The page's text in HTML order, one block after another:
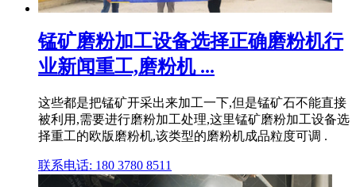
锰矿磨粉加工设备选择正确磨粉机行
业新闻重工,磨粉机 ...
这些都是把锰矿开采出来加工一下,但是锰矿石不能直接
被利用,需要进行磨粉加工处理,这里锰矿磨粉加工设备选
择重工的欧版磨粉机,该类型的磨粉机成品粒度可调 .
联系电话: 180 3780 8511